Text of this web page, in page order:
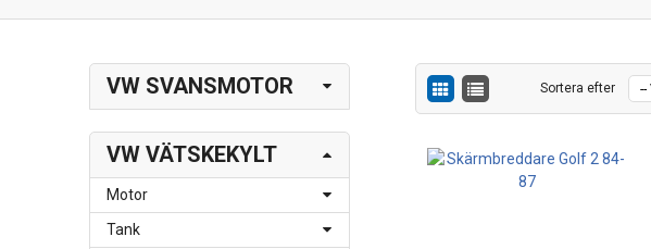
VW SVANSMOTOR
VW VÄTSKEKYLT
Motor
Tank
Sortera efter